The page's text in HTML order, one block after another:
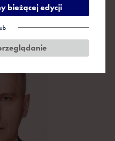
Ś T W Z Ż
bieżącej edycji